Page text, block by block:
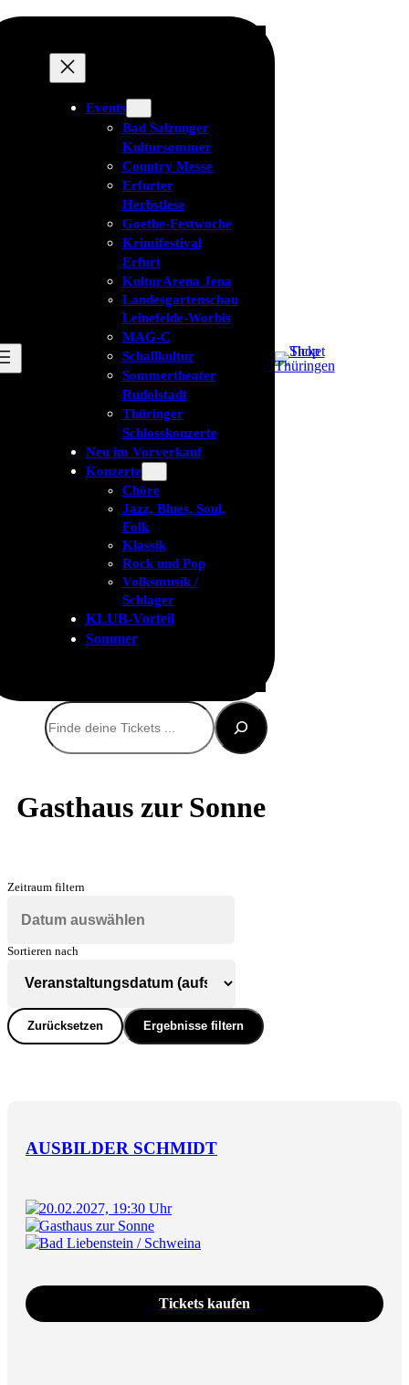
Events
Bad Salzunger
Kultursommer
Country Messe
Erfurter
Herbstlese
Goethe-Festwoche
Krimifestival
Erfurt
KulturArena Jena
Landesgartenschau
Leinefelde-Worbis
MAG-C
Schallkultur
Sommertheater
Rudolstadt
Thüringer
Schlosskonzerte
Neu im Vorverkauf
Konzerte
Chöre
Jazz, Blues, Soul,
Folk
Klassik
Rock und Pop
Volksmusik /
Schlager
KLUB-Vorteil
Sommer
Suchen
Gasthaus zur Sonne
Zeitraum filtern
Sortieren nach
Zurücksetzen Ergebnisse filtern
AUSBILDER SCHMIDT
20.02.2027, 19:30 Uhr
Gasthaus zur Sonne
Bad Liebenstein / Schweina
Tickets kaufen